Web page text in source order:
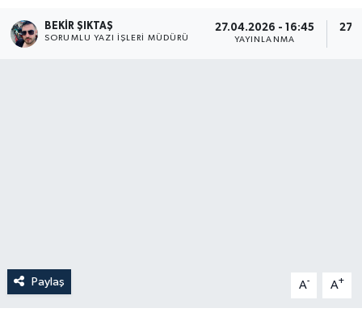
BEKIR ŞIKTAŞ
SORUMLU YAZI İŞLERI MÜDÜRÜ
27.04.2026 - 16:45
YAYINLANMA
Paylaş A- A+